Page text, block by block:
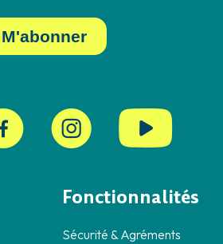
Fonctionnalités
Sécurité & Agréments